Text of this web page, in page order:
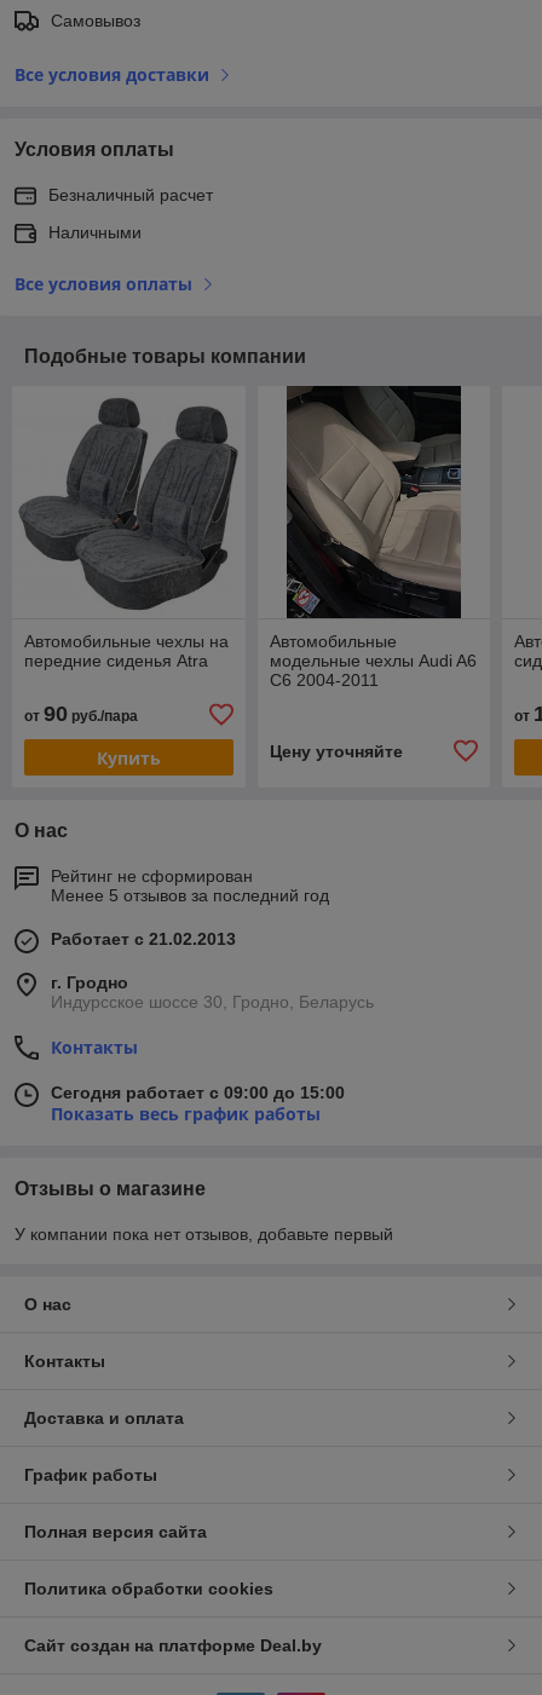
Самовывоз
Все условия доставки
Условия оплаты
Безналичный расчет
Наличными
Все условия оплаты
Подобные товары компании
Автомобильные чехлы на
передние сиденья Atra
от 90 руб./пара
Купить
Автомобильные
модельные чехлы Audi A6
C6 2004-2011
Цену уточняйте
от
О нас
Рейтинг не сформирован
Менее 5 отзывов за последний год
Работает с 21.02.2013
г. Гродно
Индурсское шоссе 30, Гродно, Беларусь
Контакты
Сегодня работает с 09:00 до 15:00
Показать весь график работы
Отзывы о магазине
У компании пока нет отзывов, добавьте первый
О нас
Контакты
Доставка и оплата
График работы
Полная версия сайта
Политика обработки cookies
Сайт создан на платформе Deal.by